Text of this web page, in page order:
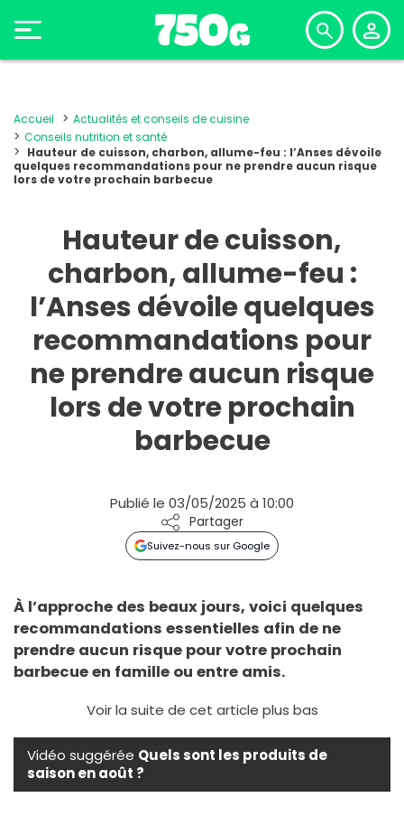
Accueil
Actualités et conseils de cuisine
Conseils nutrition et santé
Hauteur de cuisson, charbon, allume-feu : l’Anses dévoile
quelques recommandations pour ne prendre aucun risque
lors de votre prochain barbecue
Hauteur de cuisson,
charbon, allume-feu :
l’Anses dévoile quelques
recommandations pour
ne prendre aucun risque
lors de votre prochain
barbecue
Publié le 03/05/2025 à 10:00
Partager
Suivez-nous sur Google
À l’approche des beaux jours, voici quelques
recommandations essentielles afin de ne
prendre aucun risque pour votre prochain
barbecue en famille ou entre amis.
Voir la suite de cet article plus bas
Vidéo suggérée Quels sont les produits de
saison en août ?